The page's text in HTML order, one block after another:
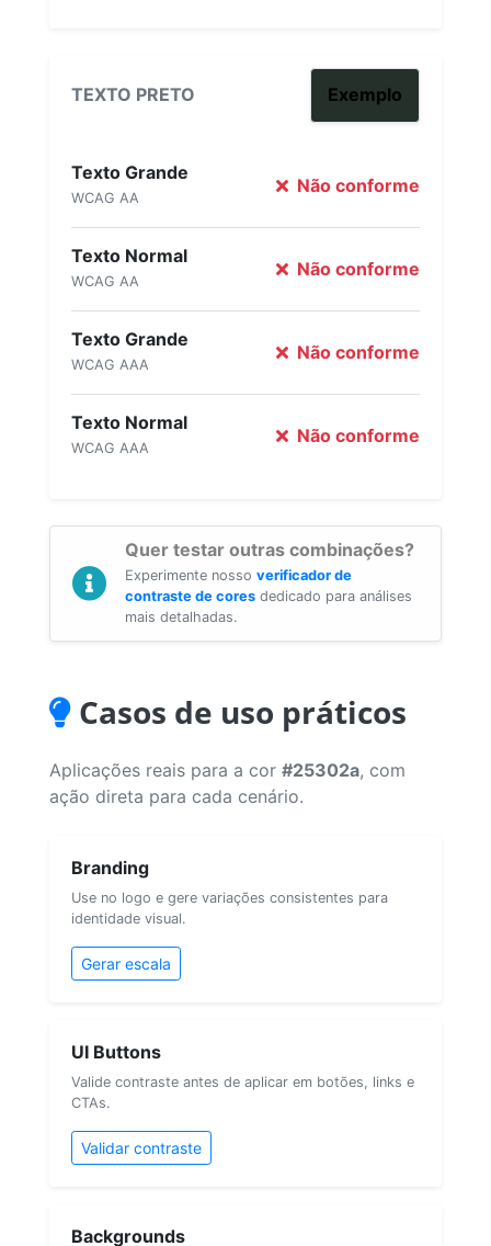
TEXTO PRETO Exemplo
Texto Grande
WCAG AA
Não conforme
Texto Normal
WCAG AA
Não conforme
Texto Grande
WCAG AAA
Não conforme
Texto Normal
WCAG AAA
Não conforme
Quer testar outras combinações?
Experimente nosso verificador de
contraste de cores dedicado para análises
mais detalhadas.
Casos de uso práticos
Aplicações reais para a cor #25302a, com
ação direta para cada cenário.
Branding
Use no logo e gere variações consistentes para
identidade visual.
Gerar escala
UI Buttons
Valide contraste antes de aplicar em botões, links e
CTAs.
Validar contraste
Backgrounds